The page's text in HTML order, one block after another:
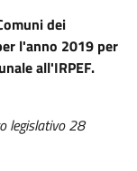
dei
l'anno 2019 per
all'IRPEF.
legislativo 28